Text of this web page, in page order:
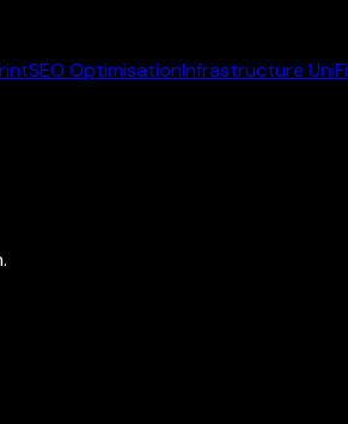
SEO OptimisationInfrastructure UniFi